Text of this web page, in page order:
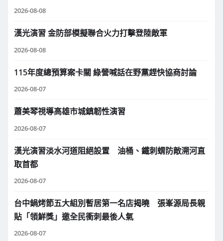
2026-08-08
漢光演習 金防部模擬聯合火力打擊登陸敵軍
2026-08-08
115年度總預算案卡關 綠營喊話在野黨趕快協商討論
2026-08-07
蕭美琴視導高雄市城鎮韌性演習
2026-08-07
漢光演習淡水河道阻絕設置 油桶、鐵刺蝟防敵溯河直
取首都
2026-08-07
台中鍋烤節五大組別暫居第一名店揭曉 張峯源局長親
貼「領鮮獎」邀全民衝刺最後人氣
2026-08-07